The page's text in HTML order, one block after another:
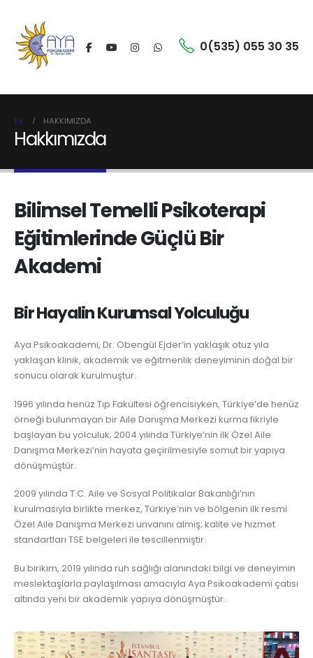
0(535) 055 30 35
EV HAKKIMIZDA
Hakkımızda
Bilimsel Temelli Psikoterapi
Eğitimlerinde Güçlü Bir
Akademi
Bir Hayalin Kurumsal Yolculuğu
Aya Psikoakademi, Dr. Obengül Ejder’in yaklaşık otuz yıla
yaklaşan klinik, akademik ve eğitmenlik deneyiminin doğal bir
sonucu olarak kurulmuştur.
1996 yılında henüz Tıp Fakültesi öğrencisiyken, Türkiye’de henüz
örneği bulunmayan bir Aile Danışma Merkezi kurma fikriyle
başlayan bu yolculuk; 2004 yılında Türkiye’nin ilk Özel Aile
Danışma Merkezi’nin hayata geçirilmesiyle somut bir yapıya
dönüşmüştür.
2009 yılında T.C. Aile ve Sosyal Politikalar Bakanlığı’nın
kurulmasıyla birlikte merkez, Türkiye’nin ve bölgenin ilk resmi
Özel Aile Danışma Merkezi unvanını almış; kalite ve hizmet
standartları TSE belgeleri ile tescillenmiştir.
Bu birikim, 2019 yılında ruh sağlığı alanındaki bilgi ve deneyimin
meslektaşlarla paylaşılması amacıyla Aya Psikoakademi çatısı
altında yeni bir akademik yapıya dönüşmüştür.